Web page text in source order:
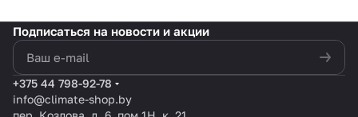
Подписаться на новости и акции
+375 44 798-92-78
info@climate-shop.by